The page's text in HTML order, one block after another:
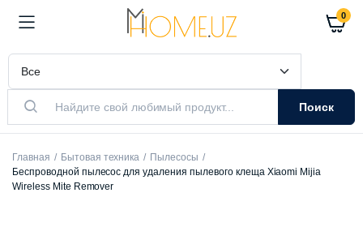
0
Поиск
Главная Бытовая техника
Пылесосы
Беспроводной пылесос для удаления пылевого клеща Xiaomi Mijia
Wireless Mite Remover